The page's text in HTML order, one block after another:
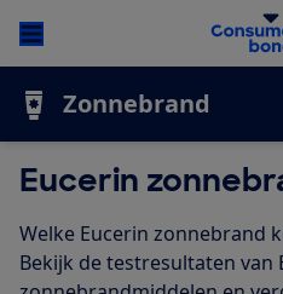
Zonnebrand
Eucerin
Welke Eucerin zonnebrand
Bekijk de testresultaten van